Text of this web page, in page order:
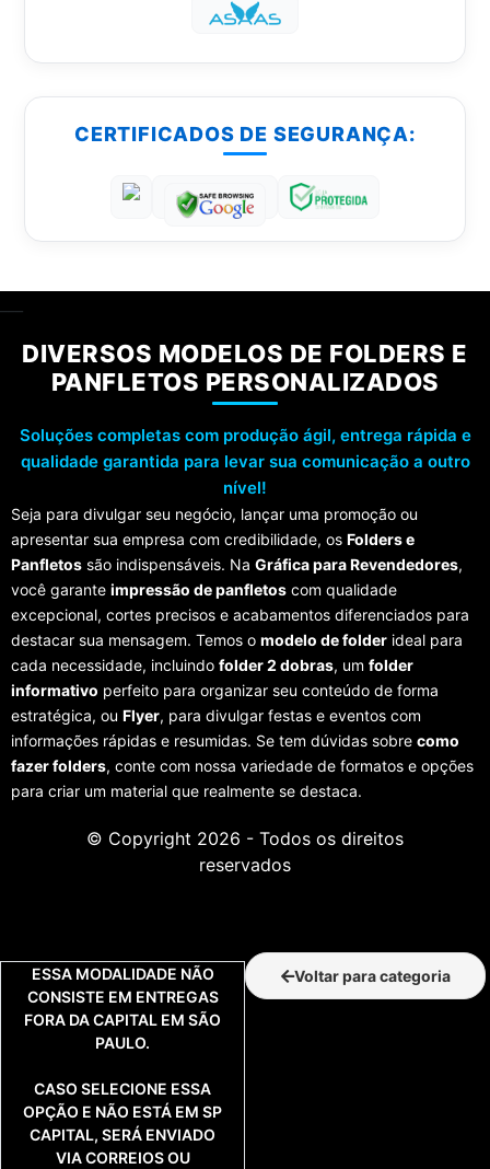
CERTIFICADOS DE SEGURANÇA:
DIVERSOS MODELOS DE FOLDERS E
PANFLETOS PERSONALIZADOS
Soluções completas com produção ágil, entrega rápida e
qualidade garantida para levar sua comunicação a outro
nível!
Seja para divulgar seu negócio, lançar uma promoção ou
apresentar sua empresa com credibilidade, os Folders e
Panfletos são indispensáveis. Na Gráfica para Revendedores,
você garante impressão de panfletos com qualidade
excepcional, cortes precisos e acabamentos diferenciados para
destacar sua mensagem. Temos o modelo de folder ideal para
cada necessidade, incluindo folder 2 dobras, um folder
informativo perfeito para organizar seu conteúdo de forma
estratégica, ou Flyer, para divulgar festas e eventos com
informações rápidas e resumidas. Se tem dúvidas sobre como
fazer folders, conte com nossa variedade de formatos e opções
para criar um material que realmente se destaca.
© Copyright 2026 - Todos os direitos
reservados
Voltar para categoria
ESSA MODALIDADE NÃO
CONSISTE EM ENTREGAS
FORA DA CAPITAL EM SÃO
PAULO.
CASO SELECIONE ESSA
OPÇÃO E NÃO ESTÁ EM SP
CAPITAL, SERÁ ENVIADO
VIA CORREIOS OU